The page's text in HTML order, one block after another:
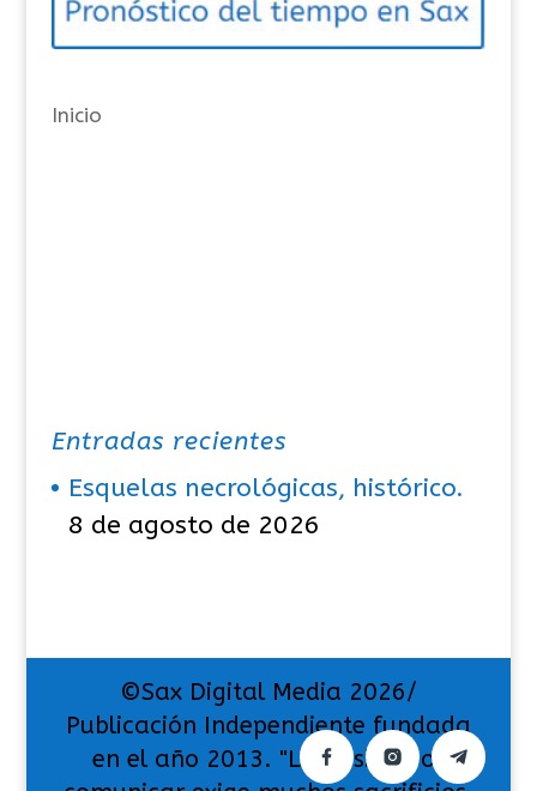
í
s
Inicio
Entradas recientes
Esquelas necrológicas, histórico.
8 de agosto de 2026
©Sax Digital Media 2026/
Publicación Independiente fundada
en el año 2013. "La pasión por